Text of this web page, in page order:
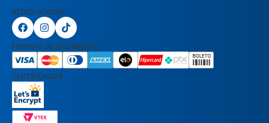
REDES SOCIAIS
FORMAS DE PAGAMENTO
CERTIFICADOS
Nome Completo